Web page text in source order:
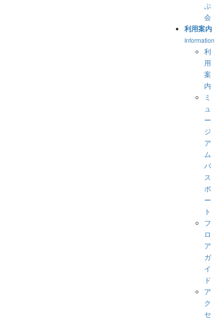
ぶ
会
利用案内
Information
利
用
案
内
ミ
ュ
ー
ジ
ア
ム
パ
ス
ポ
ー
ト
フ
ロ
ア
ガ
イ
ド
ア
ク
セ